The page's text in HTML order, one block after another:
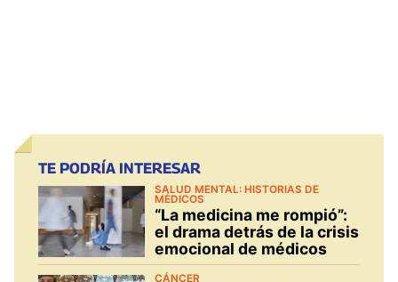
TE PODRÍA INTERESAR
SALUD MENTAL: HISTORIAS DE
MÉDICOS
“La medicina me rompió”:
el drama detrás de la crisis
emocional de médicos
CÁNCER